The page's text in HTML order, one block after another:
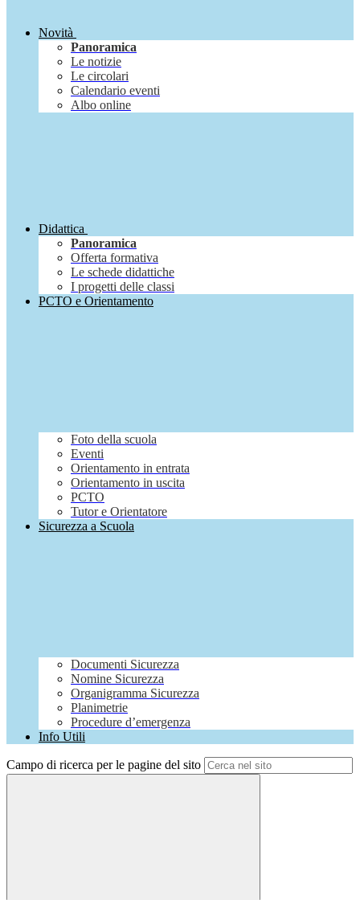
Novità
Panoramica
Le notizie
Le circolari
Calendario eventi
Albo online
Didattica
Panoramica
Offerta formativa
Le schede didattiche
I progetti delle classi
PCTO e Orientamento
Foto della scuola
Eventi
Orientamento in entrata
Orientamento in uscita
PCTO
Tutor e Orientatore
Sicurezza a Scuola
Documenti Sicurezza
Nomine Sicurezza
Organigramma Sicurezza
Planimetrie
Procedure d’emergenza
Info Utili
Campo di ricerca per le pagine del sito